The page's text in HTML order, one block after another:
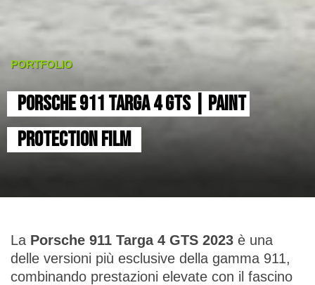
PORTFOLIO
PORSCHE 911 TARGA 4 GTS | PAINT
PROTECTION FILM
La Porsche 911 Targa 4 GTS 2023 è una
delle versioni più esclusive della gamma 911,
combinando prestazioni elevate con il fascino